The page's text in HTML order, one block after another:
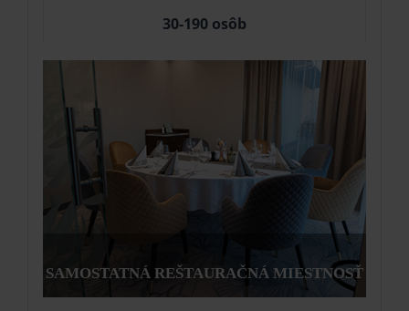
30-190 osôb
SAMOSTATNÁ REŠTAURAČNÁ MIESTNOSŤ